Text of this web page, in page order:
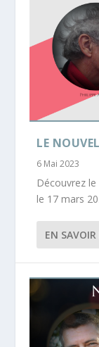
LE
6 Mai 2023
Découvrez
le 17 mars
EN SAVOIR